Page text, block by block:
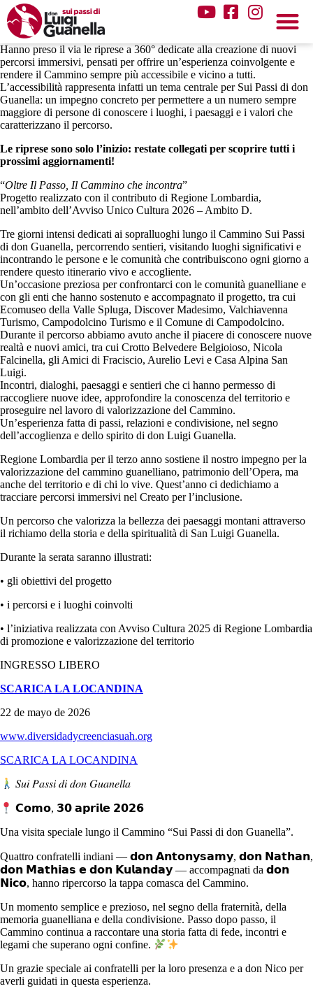
Vai al contenuto
Hanno preso il via le riprese a 360° dedicate alla creazione di nuovi
percorsi immersivi, pensati per offrire un’esperienza coinvolgente e
rendere il Cammino sempre più accessibile e vicino a tutti.
L’accessibilità rappresenta infatti un tema centrale per Sui Passi di don
Guanella: un impegno concreto per permettere a un numero sempre
maggiore di persone di conoscere i luoghi, i paesaggi e i valori che
caratterizzano il percorso.
Le riprese sono solo l’inizio: restate collegati per scoprire tutti i
prossimi aggiornamenti!
“Oltre Il Passo, Il Cammino che incontra”
Progetto realizzato con il contributo di Regione Lombardia,
nell’ambito dell’Avviso Unico Cultura 2026 – Ambito D.
Tre giorni intensi dedicati ai sopralluoghi lungo il Cammino Sui Passi
di don Guanella, percorrendo sentieri, visitando luoghi significativi e
incontrando le persone e le comunità che contribuiscono ogni giorno a
rendere questo itinerario vivo e accogliente.
Un’occasione preziosa per confrontarci con le comunità guanelliane e
con gli enti che hanno sostenuto e accompagnato il progetto, tra cui
Ecomuseo della Valle Spluga, Discover Madesimo, Valchiavenna
Turismo, Campodolcino Turismo e il Comune di Campodolcino.
Durante il percorso abbiamo avuto anche il piacere di conoscere nuove
realtà e nuovi amici, tra cui Crotto Belvedere Belgioioso, Nicola
Falcinella, gli Amici di Fraciscio, Aurelio Levi e Casa Alpina San
Luigi.
Incontri, dialoghi, paesaggi e sentieri che ci hanno permesso di
raccogliere nuove idee, approfondire la conoscenza del territorio e
proseguire nel lavoro di valorizzazione del Cammino.
Un’esperienza fatta di passi, relazioni e condivisione, nel segno
dell’accoglienza e dello spirito di don Luigi Guanella.
Regione Lombardia per il terzo anno sostiene il nostro impegno per la
valorizzazione del cammino guanelliano, patrimonio dell’Opera, ma
anche del territorio e di chi lo vive. Quest’anno ci dedichiamo a
tracciare percorsi immersivi nel Creato per l’inclusione.
Un percorso che valorizza la bellezza dei paesaggi montani attraverso
il richiamo della storia e della spiritualità di San Luigi Guanella.
Durante la serata saranno illustrati:
• gli obiettivi del progetto
• i percorsi e i luoghi coinvolti
• l’iniziativa realizzata con Avviso Cultura 2025 di Regione Lombardia
di promozione e valorizzazione del territorio
INGRESSO LIBERO
SCARICA LA LOCANDINA
22 de mayo de 2026
www.diversidadycreenciasuah.org
SCARICA LA LOCANDINA
𝑆𝑢𝑖 𝑃𝑎𝑠𝑠𝑖 𝑑𝑖 𝑑𝑜𝑛 𝐺𝑢𝑎𝑛𝑒𝑙𝑙𝑎
𝗖𝗼𝗺𝗼, 𝟯𝟬 𝗮𝗽𝗿𝗶𝗹𝗲 𝟮𝟬𝟮𝟲
Una visita speciale lungo il Cammino “Sui Passi di don Guanella”.
Quattro confratelli indiani — 𝗱𝗼𝗻 𝗔𝗻𝘁𝗼𝗻𝘆𝘀𝗮𝗺𝘆, 𝗱𝗼𝗻 𝗡𝗮𝘁𝗵𝗮𝗻,
𝗱𝗼𝗻 𝗠𝗮𝘁𝗵𝗶𝗮𝘀 𝗲 𝗱𝗼𝗻 𝗞𝘂𝗹𝗮𝗻𝗱𝗮𝘆 — accompagnati da 𝗱𝗼𝗻
𝗡𝗶𝗰𝗼, hanno ripercorso la tappa comasca del Cammino.
Un momento semplice e prezioso, nel segno della fraternità, della
memoria guanelliana e della condivisione. Passo dopo passo, il
Cammino continua a raccontare una storia fatta di fede, incontri e
legami che superano ogni confine.
Un grazie speciale ai confratelli per la loro presenza e a don Nico per
averli guidati in questa esperienza.